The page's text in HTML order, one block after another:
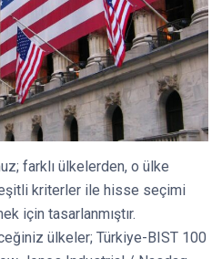
farklı ülkelerden, o ülke
kriterler ile hisse seçimi
için tasarlanmıştır.
ülkeler; Türkiye-BIST 100